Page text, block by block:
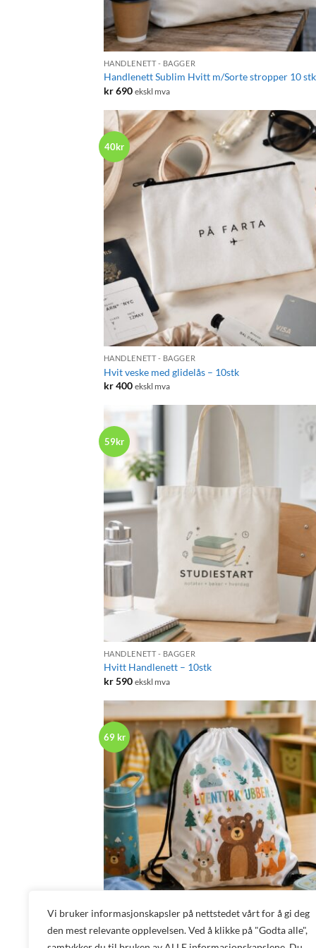
Vi bruker informasjonskapsler på nettstedet vårt for å gi deg
den mest relevante opplevelsen. Ved å klikke på "Godta alle",
+
HANDLENETT - BAGGER
Handlenett Sublim Hvitt m/Sorte stropper 10 stk
kr690 ekskl mva
40kr
HANDLENETT - BAGGER
Hvit veske med glidelås – 10stk
kr400 ekskl mva
59kr
HANDLENETT - BAGGER
Hvitt Handlenett – 10stk
kr590 ekskl mva
69 kr